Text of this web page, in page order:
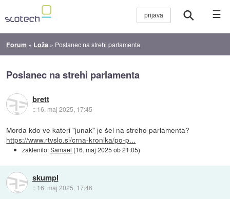
☰
Forum » Loža » Poslanec na strehi parlamenta
Poslanec na strehi parlamenta
brett
:: 16. maj 2025, 17:45
Morda kdo ve kateri "junak" je šel na streho parlamenta?
https://www.rtvslo.si/crna-kronika/po-p...
zaklenilo:Samael (16. maj 2025 ob 21:05)
skumpl
:: 16. maj 2025, 17:46